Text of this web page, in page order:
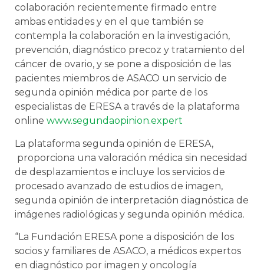
colaboración recientemente firmado entre
ambas entidades y en el que también se
contempla la colaboración en la investigación,
prevención, diagnóstico precoz y tratamiento del
cáncer de ovario, y se pone a disposición de las
pacientes miembros de ASACO un servicio de
segunda opinión médica por parte de los
especialistas de ERESA a través de la plataforma
online www.segundaopinion.expert
La plataforma segunda opinión de ERESA,
proporciona una valoración médica sin necesidad
de desplazamientos e incluye los servicios de
procesado avanzado de estudios de imagen,
segunda opinión de interpretación diagnóstica de
imágenes radiológicas y segunda opinión médica.
“La Fundación ERESA pone a disposición de los
socios y familiares de ASACO, a médicos expertos
en diagnóstico por imagen y oncología